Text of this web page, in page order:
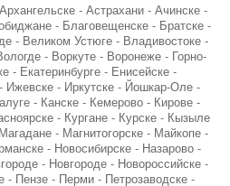
- Астрахани - Ачинске -
- Благовещенске - Братске -
- Великом Устюге - Владивостоке -
- Воркуте - Воронеже - Горно-
- Екатеринбурге - Енисейске -
Ижевске - Иркутске - Йошкар-Оле -
- Канске - Кемерово - Кирове -
- Кургане - Курске - Кызыле
- Магнитогорске - Майкопе -
- Новосибирске - Назарово -
- Новгороде - Новороссийске -
Пензе - Перми - Петрозаводске -